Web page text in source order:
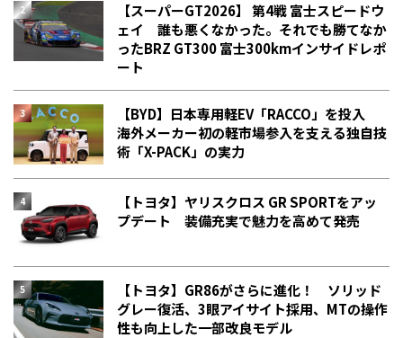
【スーパーGT2026】 第4戦 富士スピードウ
ェイ 誰も悪くなかった。それでも勝てなか
った――BRZ GT300 富士300kmインサイドレポ
ート
【BYD】日本専用軽EV「RACCO」を投入
海外メーカー初の軽市場参入を支える独自技
術「X-PACK」の実力
【トヨタ】ヤリスクロス GR SPORTをアッ
プデート 装備充実で魅力を高めて発売
【トヨタ】GR86がさらに進化！ ソリッド
グレー復活、3眼アイサイト採用、MTの操作
性も向上した一部改良モデル